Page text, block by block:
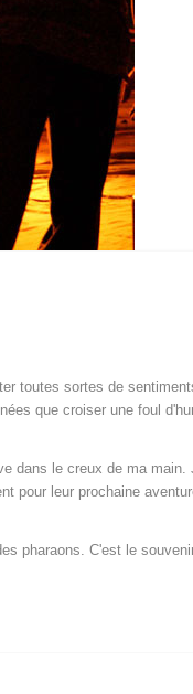
toutes sortes de
que croiser une foul
dans le creux de ma main.
pour leur prochaine
pharaons. C'est le